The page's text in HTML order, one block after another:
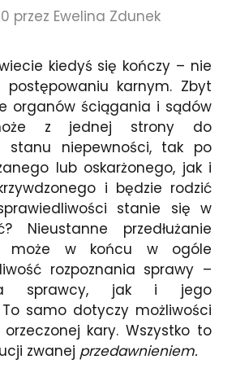
przez Ewelina Zdunek
kiedyś się kończy – nie
karnym. Zbyt
organów ściągania i sądów
z jednej strony do
stanu niepewności, tak po
lub oskarżonego, jak i
i będzie rodzić
stanie się w
Nieustanne przedłużanie
może w końcu w ogóle
rozpoznania sprawy –
sprawcy, jak i jego
samo dotyczy możliwości
kary. Wszystko to
zwanej przedawnieniem.